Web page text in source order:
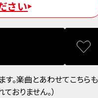
さい
す。楽曲とあわせてこちらも
おりません。）